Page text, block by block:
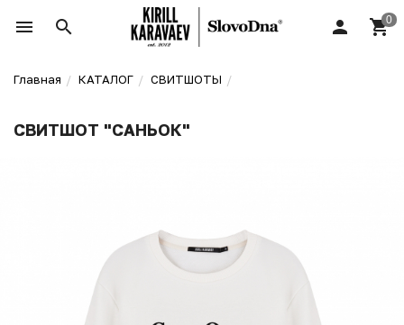
Главная КАТАЛОГ СВИТШОТЫ
СВИТШОТ "САНЬОК"